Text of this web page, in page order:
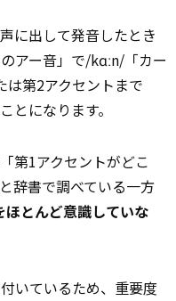
に出して発音したとき
アー音」で/kɑːn/「カー
は第2アクセントまで
とになります。
第1アクセントがどこ
辞書で調べている一方
ほとんど意識していな
いているため、重要度